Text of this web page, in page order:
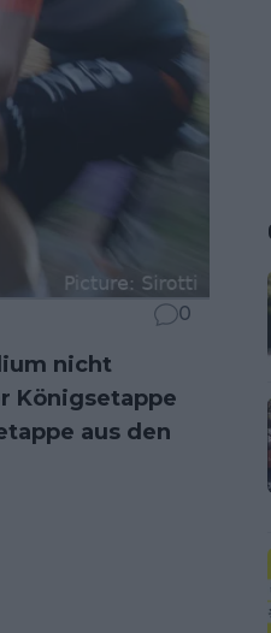
0
nicht
Königsetappe
aus den